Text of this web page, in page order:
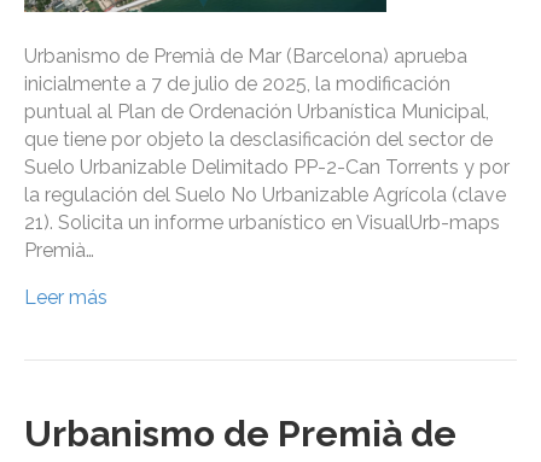
Urbanismo de Premià de Mar (Barcelona) aprueba
inicialmente a 7 de julio de 2025, la modificación
puntual al Plan de Ordenación Urbanística Municipal,
que tiene por objeto la desclasificación del sector de
Suelo Urbanizable Delimitado PP-2-Can Torrents y por
la regulación del Suelo No Urbanizable Agrícola (clave
21). Solicita un informe urbanístico en VisualUrb-maps
Premià…
Leer más
Urbanismo de Premià de